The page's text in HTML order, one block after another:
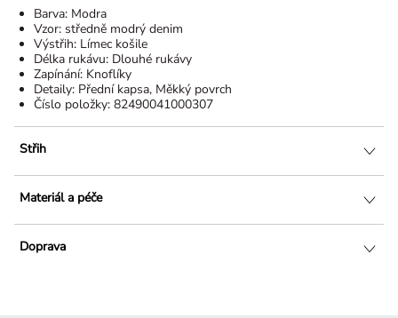
Barva: Modra
Vzor: středně modrý denim
Výstřih: Límec košile
Délka rukávu: Dlouhé rukávy
Zapínání: Knoflíky
Detaily: Přední kapsa, Měkký povrch
Číslo položky: 82490041000307
Střih
Materiál a péče
Doprava